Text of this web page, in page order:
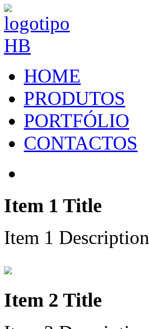
HOME
PRODUTOS
PORTFÓLIO
CONTACTOS
Item 1 Title
Item 1 Description
Item 2 Title